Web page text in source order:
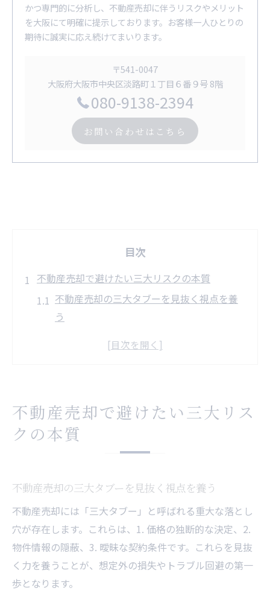
かつ専門的に分析し、不動産売却に伴うリスクやメリット
を大阪にて明確に提示しております。お客様一人ひとりの
期待に誠実に応え続けてまいります。
〒541-0047
大阪府大阪市中央区淡路町１丁目６番９号 8階
080-9138-2394
お問い合わせはこちら
目次
不動産売却で避けたい三大リスクの本質
不動産売却の三大タブーを見抜く視点を養
う
情報不足による不動産売却リスク回避術
売却リスク管理に役立つ実践的な4原則
不動産売却の4原則を理解し実践する方法
契約前の確認で不動産売却の安全性を高め
る
トラブル予防に役立つ不動産売却チェック
項目
不動産売却で避けたい三大リス
クの本質
不動産売却の三大タブーを見抜く視点を養う
不動産売却には「三大タブー」と呼ばれる重大な落とし
穴が存在します。これらは、1. 価格の独断的な決定、2.
物件情報の隠蔽、3. 曖昧な契約条件です。これらを見抜
く力を養うことが、想定外の損失やトラブル回避の第一
歩となります。